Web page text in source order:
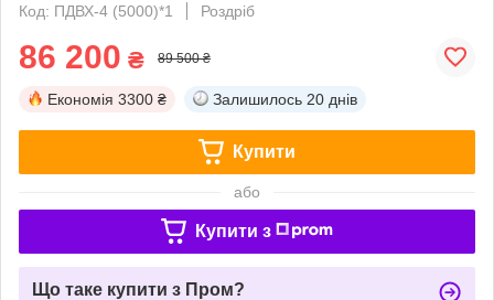
Код: ПДВХ-4 (5000)*1
Роздріб
86 200 ₴ 89 500 ₴
Економія 3300 ₴ Залишилось 20 днів
Купити
або
Купити з
Що таке купити з Пром?